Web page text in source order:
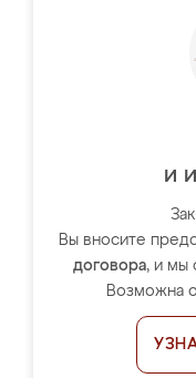
и
Вы вносите
договора, и мы
Возможна